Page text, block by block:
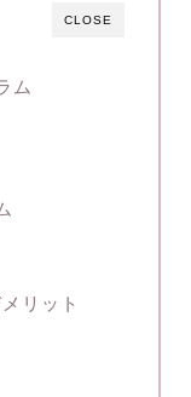
CLOSE
ム
リット